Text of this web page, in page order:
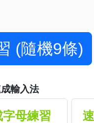
(隨機9條)
輸入法
字母練習